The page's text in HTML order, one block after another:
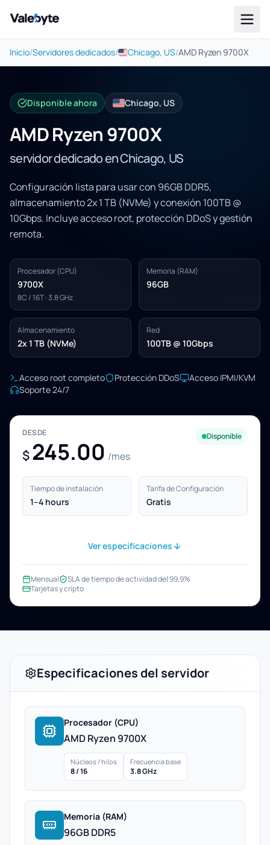
Valebyte
Inicio/Servidores dedicados/ Chicago, US/AMD Ryzen 9700X
Disponible ahora Chicago, US
AMD Ryzen 9700X
servidor dedicado en Chicago, US
Configuración lista para usar con 96GB DDR5,
almacenamiento 2x 1 TB (NVMe) y conexión 100TB @
10Gbps. Incluye acceso root, protección DDoS y gestión
remota.
Procesador (CPU)
9700X
8C / 16T · 3.8 GHz
Memoria (RAM)
96GB
Almacenamiento
2x 1 TB (NVMe)
Red
100TB @ 10Gbps
Acceso root completo Protección DDoS
Acceso IPMI/KVM
Soporte 24/7
DESDE
$245.00 /mes
Disponible
Tiempo de instalación
1–4 hours
Tarifa de Configuración
Gratis
Ver especificaciones
Mensual
SLA de tiempo de actividad del 99,9%
Tarjetas y cripto
Especificaciones del servidor
Procesador (CPU)
AMD Ryzen 9700X
Núcleos / hilos
8 / 16
Frecuencia base
3.8 GHz
Memoria (RAM)
96GB DDR5